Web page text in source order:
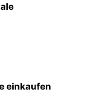
einkaufen